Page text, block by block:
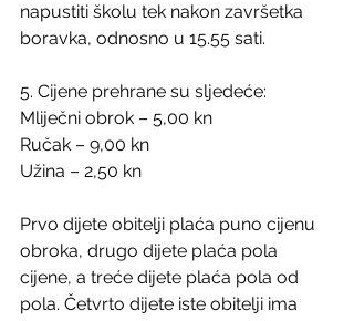
napustiti školu tek nakon završetka
boravka, odnosno u 15.55 sati.
5. Cijene prehrane su sljedeće:
Mliječni obrok – 5,00 kn
Ručak – 9,00 kn
Užina – 2,50 kn
Prvo dijete obitelji plaća puno cijenu
obroka, drugo dijete plaća pola
cijene, a treće dijete plaća pola od
pola. Četvrto dijete iste obitelji ima